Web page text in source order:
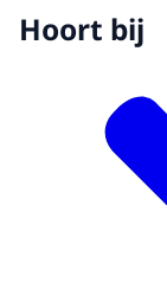
Hoort bij